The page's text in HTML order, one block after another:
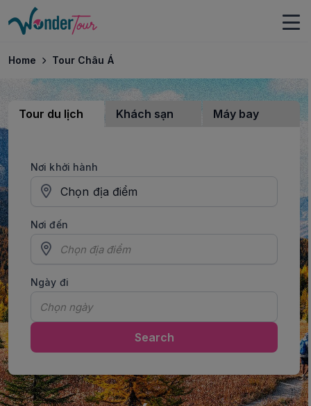
Home Tour Châu Á
Tour du lịch Khách sạn Máy bay
Nơi khởi hành
Chọn địa điểm
Nơi đến
Ngày đi
Search